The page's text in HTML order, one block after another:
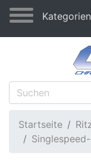
Kategorien
Startseite